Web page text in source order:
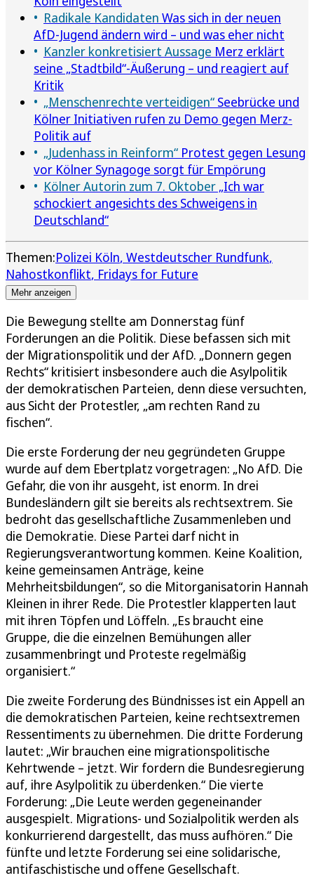
Radikale Kandidaten Was sich in der neuen
AfD-Jugend ändern wird – und was eher nicht
Kanzler konkretisiert Aussage Merz erklärt
seine „Stadtbild“-Äußerung – und reagiert auf
Kritik
„Menschenrechte verteidigen“ Seebrücke und
Kölner Initiativen rufen zu Demo gegen Merz-
Politik auf
„Judenhass in Reinform“ Protest gegen Lesung
vor Kölner Synagoge sorgt für Empörung
Kölner Autorin zum 7. Oktober „Ich war
schockiert angesichts des Schweigens in
Deutschland“
Themen:Polizei Köln Westdeutscher Rundfunk
Nahostkonflikt Fridays for Future
Mehr anzeigen
Die Bewegung stellte am Donnerstag fünf
Forderungen an die Politik. Diese befassen sich mit
der Migrationspolitik und der AfD. „Donnern gegen
Rechts“ kritisiert insbesondere auch die Asylpolitik
der demokratischen Parteien, denn diese versuchten,
aus Sicht der Protestler, „am rechten Rand zu
fischen“.
Die erste Forderung der neu gegründeten Gruppe
wurde auf dem Ebertplatz vorgetragen: „No AfD. Die
Gefahr, die von ihr ausgeht, ist enorm. In drei
Bundesländern gilt sie bereits als rechtsextrem. Sie
bedroht das gesellschaftliche Zusammenleben und
die Demokratie. Diese Partei darf nicht in
Regierungsverantwortung kommen. Keine Koalition,
keine gemeinsamen Anträge, keine
Mehrheitsbildungen“, so die Mitorganisatorin Hannah
Kleinen in ihrer Rede. Die Protestler klapperten laut
mit ihren Töpfen und Löffeln. „Es braucht eine
Gruppe, die die einzelnen Bemühungen aller
zusammenbringt und Proteste regelmäßig
organisiert.“
Die zweite Forderung des Bündnisses ist ein Appell an
die demokratischen Parteien, keine rechtsextremen
Ressentiments zu übernehmen. Die dritte Forderung
lautet: „Wir brauchen eine migrationspolitische
Kehrtwende – jetzt. Wir fordern die Bundesregierung
auf, ihre Asylpolitik zu überdenken.“ Die vierte
Forderung: „Die Leute werden gegeneinander
ausgespielt. Migrations- und Sozialpolitik werden als
konkurrierend dargestellt, das muss aufhören.“ Die
fünfte und letzte Forderung sei eine solidarische,
antifaschistische und offene Gesellschaft.